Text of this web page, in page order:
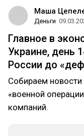
Маша
Деньги
Главное в
Украине, день
России до
Собираем
«военной
компаний.